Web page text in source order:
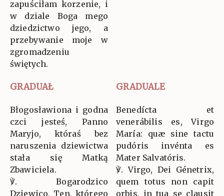
zapuściłam korzenie, i
w dziale Boga mego
dziedzictwo jego, a
przebywanie moje w
zgromadzeniu
świętych.
GRADUAŁ GRADUALE
Błogosławiona i godna
czci jesteś, Panno
Maryjo, któraś bez
naruszenia dziewictwa
stała się Matką
Zbawiciela.
℣. Bogarodzico
Dziewico, Ten, którego
Benedícta et
venerábilis es, Virgo
María: quæ sine tactu
pudóris invénta es
Mater Salvatóris.
℣. Virgo, Dei Génetrix,
quem totus non capit
orbis, in tua se clausit